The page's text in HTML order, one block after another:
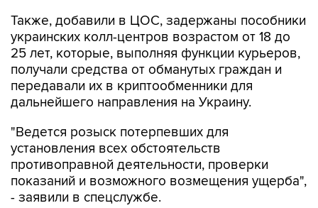
Также, добавили в ЦОС, задержаны пособники
украинских колл-центров возрастом от 18 до
25 лет, которые, выполняя функции курьеров,
получали средства от обманутых граждан и
передавали их в криптообменники для
дальнейшего направления на Украину.
"Ведется розыск потерпевших для
установления всех обстоятельств
противоправной деятельности, проверки
показаний и возможного возмещения ущерба",
- заявили в спецслужбе.